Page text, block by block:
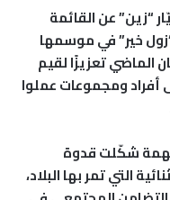
“زين” عن القائمة
خير” في موسمها
الماضي تعزيزًا لقيم
أفراد ومجموعات عملوا
شكّلت قدوة
التي تمر بها البلاد،